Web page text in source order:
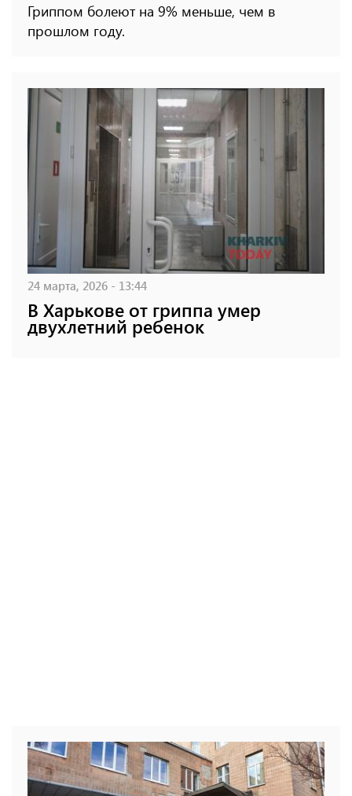
Гриппом болеют на 9% меньше, чем в
прошлом году.
24 марта, 2026 - 13:44
В Харькове от гриппа умер
двухлетний ребенок